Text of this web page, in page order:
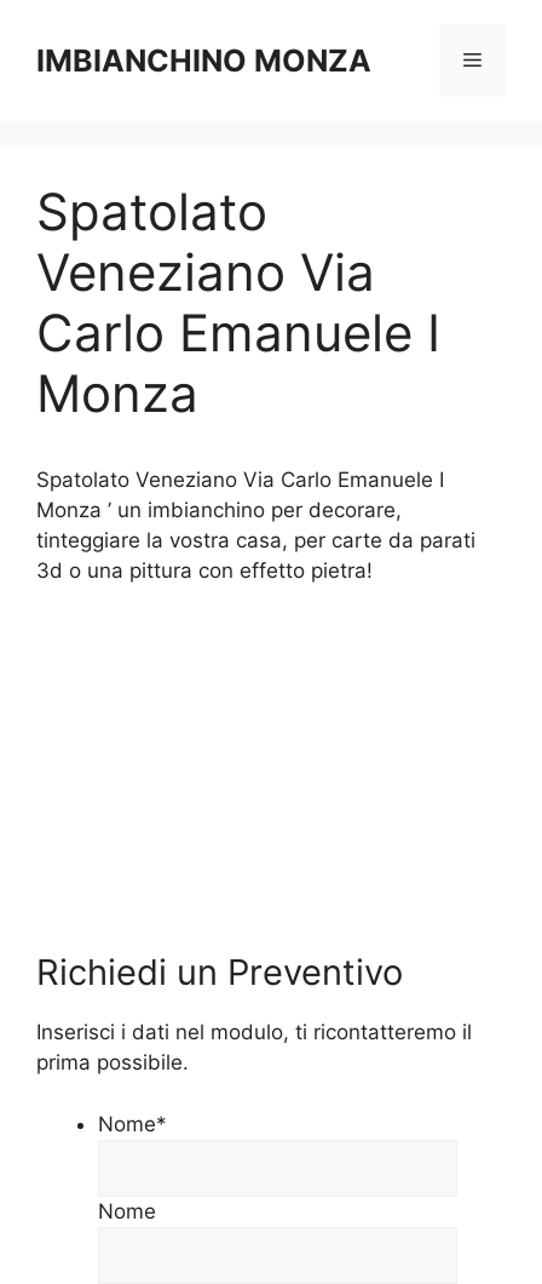
contenuto
IMBIANCHINO MONZA Menu
Spatolato
Veneziano Via
Carlo Emanuele I
Monza
Spatolato Veneziano Via Carlo Emanuele I
Monza ’ un imbianchino per decorare,
tinteggiare la vostra casa, per carte da parati
3d o una pittura con effetto pietra!
Richiedi un Preventivo
Inserisci i dati nel modulo, ti ricontatteremo il
prima possibile.
Nome*
Nome